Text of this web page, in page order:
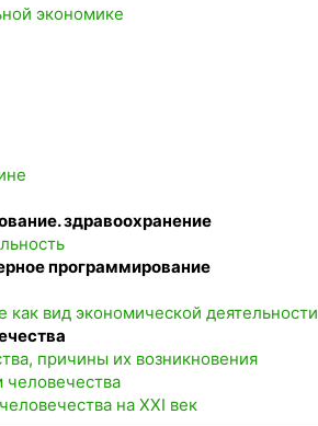
экономике
здравоохранение
программирование
вид экономической деятельности
причины их возникновения
человечества
на XXI век